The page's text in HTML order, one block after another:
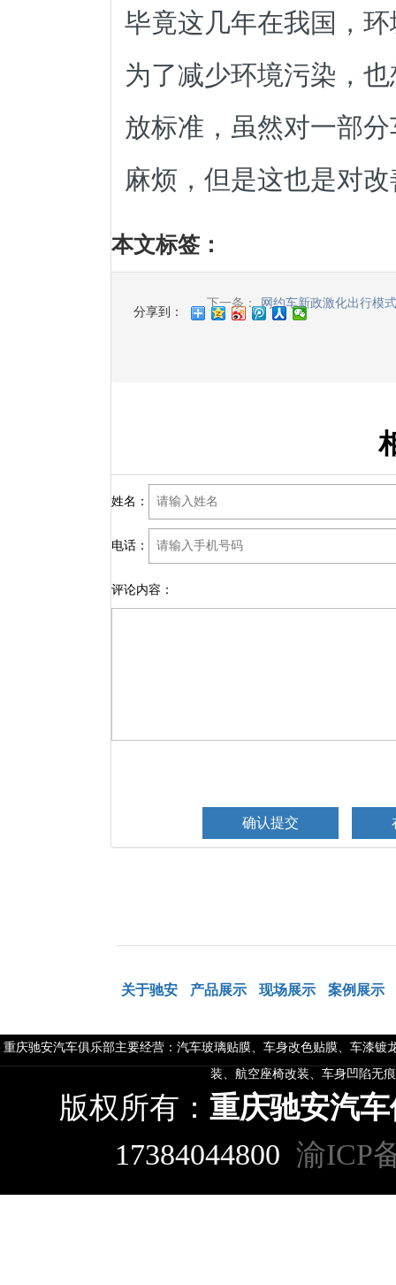
毕竟这几年在我国，
为了减少环境污染，
放标准 ，虽然对一部
麻烦，但是这也是对
本文标签 ：
分享到：
下一条： 网约车新政激化出行模
姓名：
电话：
评论内容：
关于驰安 产品展示 现场展示 案例展示
重庆驰安汽车俱乐部主要经营：汽车玻璃贴膜、车身改色贴膜、车漆
装、航空座椅改装、车身凹陷无
版权所有： 重庆驰安汽
17384044800 渝ICP